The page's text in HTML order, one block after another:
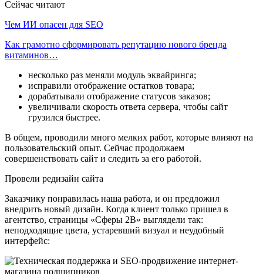
Сейчас читают
Чем ИИ опасен для SEO
Как грамотно сформировать репутацию нового бренда
витаминов…
несколько раз меняли модуль эквайринга;
исправили отображение остатков товара;
дорабатывали отображение статусов заказов;
увеличивали скорость ответа сервера, чтобы сайт
грузился быстрее.
В общем, проводили много мелких работ, которые влияют на
пользовательский опыт. Сейчас продолжаем
совершенствовать сайт и следить за его работой.
Провели редизайн сайта
Заказчику понравилась наша работа, и он предложил
внедрить новый дизайн. Когда клиент только пришел в
агентство, страницы «Сферы 2В» выглядели так:
неподходящие цвета, устаревший визуал и неудобный
интерфейс: